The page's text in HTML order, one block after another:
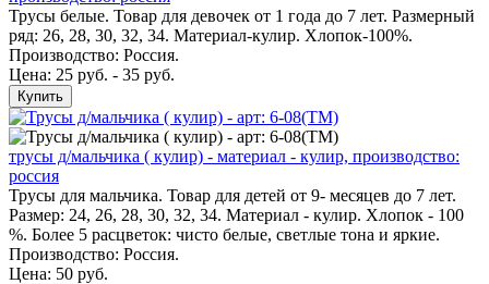
Трусы белые. Товар для девочек от 1 года до 7 лет. Размерный
ряд: 26, 28, 30, 32, 34. Материал-кулир. Хлопок-100%.
Производство: Россия.
Цена: 25 руб. - 35 руб.
Купить
трусы д/мальчика ( кулир) - материал - кулир, производство:
россия
Трусы для мальчика. Товар для детей от 9- месяцев до 7 лет.
Размер: 24, 26, 28, 30, 32, 34. Материал - кулир. Хлопок - 100
%. Более 5 расцветок: чисто белые, светлые тона и яркие.
Производство: Россия.
Цена: 50 руб.